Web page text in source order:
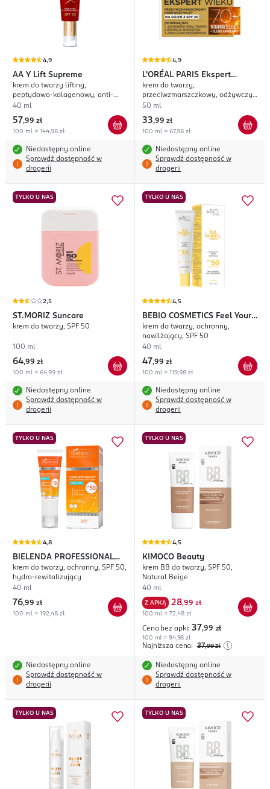
4,9
AA Y Lift Supreme
krem do twarzy lifting,
peptydowo-kolagenowy, anti-
fotoaging, SPF 50
40 ml
57,99 zł
100 ml = 144,98 zł
Niedostępny online
Sprawdź dostępność w
drogerii
4,9
L'ORÉAL PARIS Ekspert
Wieku
krem do twarzy,
przeciwzmarszczkowy, odżywczy,
SPF 20, Witaminy+ Olejek
50 ml
33,99 zł
100 ml = 67,98 zł
Niedostępny online
Sprawdź dostępność w
drogerii
TYLKO U NAS
2,5
ST.MORIZ Suncare
krem do twarzy, SPF 50
100 ml
64,99 zł
100 ml = 64,99 zł
Niedostępny online
Sprawdź dostępność w
drogerii
TYLKO U NAS
4,5
BEBIO COSMETICS Feel Your
Beauty Vibes
krem do twarzy, ochronny,
nawilżający, SPF 50
40 ml
47,99 zł
100 ml = 119,98 zł
Niedostępny online
Sprawdź dostępność w
drogerii
TYLKO U NAS
4,8
BIELENDA PROFESSIONAL
SupremeLab Energy Boost
krem do twarzy, ochronny, SPF 50,
hydro-rewitalizujący
40 ml
76,99 zł
100 ml = 192,48 zł
Niedostępny online
Sprawdź dostępność w
drogerii
TYLKO U NAS
4,5
KIMOCO Beauty
krem BB do twarzy, SPF 50,
Natural Beige
40 ml
Z APKĄ 28,99 zł
100 ml = 72,48 zł
Cena bez apki: 37,99 zł
100 ml = 94,98 zł
Najniższa cena: 37,99 zł
Niedostępny online
Sprawdź dostępność w
drogerii
TYLKO U NAS TYLKO U NAS